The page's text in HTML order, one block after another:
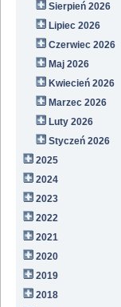
Sierpień 2026
Lipiec 2026
Czerwiec 2026
Maj 2026
Kwiecień 2026
Marzec 2026
Luty 2026
Styczeń 2026
2025
2024
2023
2022
2021
2020
2019
2018